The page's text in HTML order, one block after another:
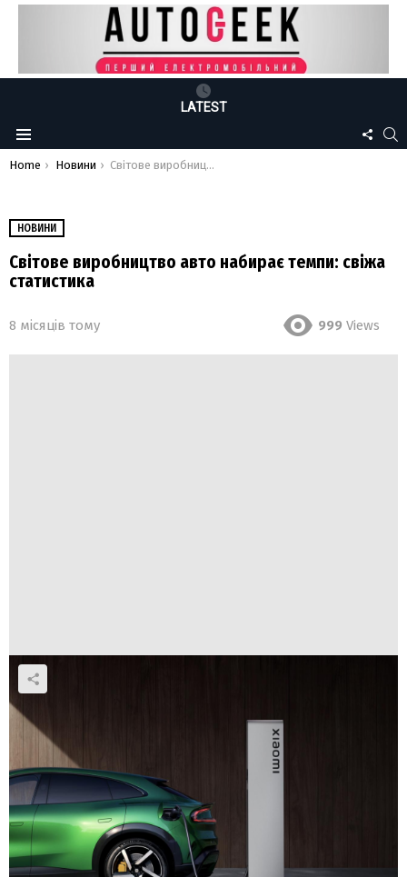
LATEST
Menu
US
You are here:
Home Новини Світове виробництво авто набирає темпи: свіжа статистика
НОВИНИ
Світове виробництво авто набирає темпи: свіжа
статистика
8 місяців тому 999 Views